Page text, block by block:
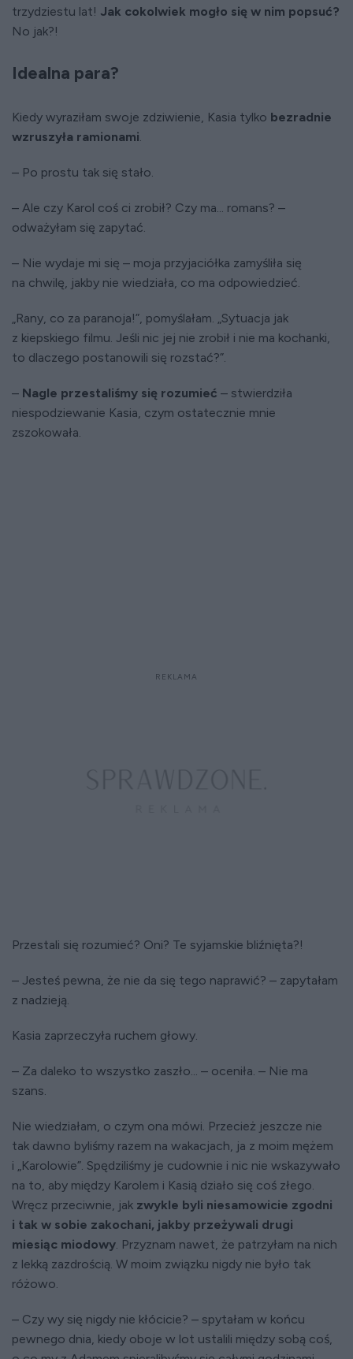
trzydziestu lat! Jak cokolwiek mogło się w nim popsuć?
No jak?!
Idealna para?
Kiedy wyraziłam swoje zdziwienie, Kasia tylko bezradnie
wzruszyła ramionami.
– Po prostu tak się stało.
– Ale czy Karol coś ci zrobił? Czy ma... romans? –
odważyłam się zapytać.
– Nie wydaje mi się – moja przyjaciółka zamyśliła się
na chwilę, jakby nie wiedziała, co ma odpowiedzieć.
„Rany, co za paranoja!”, pomyślałam. „Sytuacja jak
z kiepskiego filmu. Jeśli nic jej nie zrobił i nie ma kochanki,
to dlaczego postanowili się rozstać?”.
– Nagle przestaliśmy się rozumieć – stwierdziła
niespodziewanie Kasia, czym ostatecznie mnie
zszokowała.
Przestali się rozumieć? Oni? Te syjamskie bliźnięta?!
– Jesteś pewna, że nie da się tego naprawić? – zapytałam
z nadzieją.
Kasia zaprzeczyła ruchem głowy.
– Za daleko to wszystko zaszło... – oceniła. – Nie ma
szans.
Nie wiedziałam, o czym ona mówi. Przecież jeszcze nie
tak dawno byliśmy razem na wakacjach, ja z moim mężem
i „Karolowie”. Spędziliśmy je cudownie i nic nie wskazywało
na to, aby między Karolem i Kasią działo się coś złego.
Wręcz przeciwnie, jak zwykle byli niesamowicie zgodni
i tak w sobie zakochani, jakby przeżywali drugi
miesiąc miodowy. Przyznam nawet, że patrzyłam na nich
z lekką zazdrością. W moim związku nigdy nie było tak
różowo.
– Czy wy się nigdy nie kłócicie? – spytałam w końcu
pewnego dnia, kiedy oboje w lot ustalili między sobą coś,